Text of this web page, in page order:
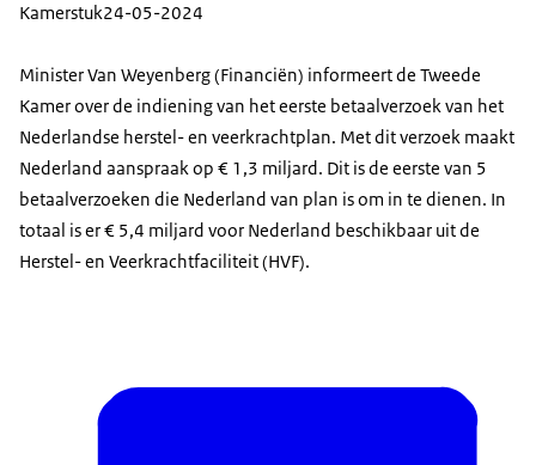
Kamerstuk24-05-2024
Minister Van Weyenberg (Financiën) informeert de Tweede
Kamer over de indiening van het eerste betaalverzoek van het
Nederlandse herstel- en veerkrachtplan. Met dit verzoek maakt
Nederland aanspraak op € 1,3 miljard. Dit is de eerste van 5
betaalverzoeken die Nederland van plan is om in te dienen. In
totaal is er € 5,4 miljard voor Nederland beschikbaar uit de
Herstel- en Veerkrachtfaciliteit (HVF).